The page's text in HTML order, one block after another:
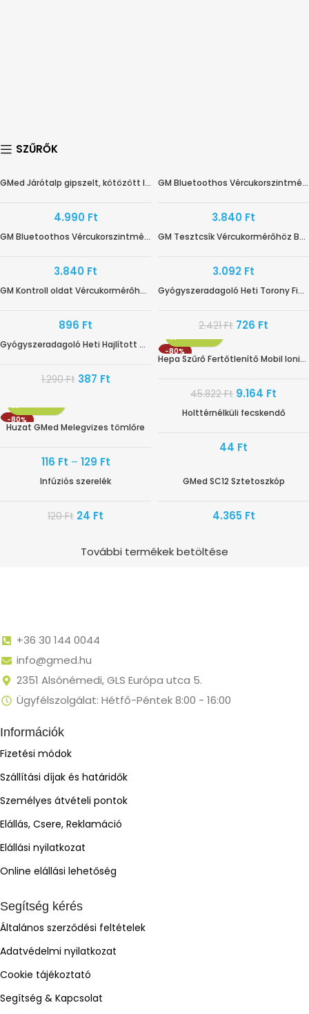
SZŰRŐK
GMed Járótalp gipszelt, kötözött lábra
4.990 Ft
GM Bluetoothos Vércukorszintmérő Fehér BG-710B
3.840 Ft
GM Bluetoothos Vércukorszintmérő Fekete BG-710B
3.840 Ft
GM Tesztcsík Vércukormérőhöz BS-602
3.092 Ft
GM Kontroll oldat Vércukormérőhöz CS-201
896 Ft
-70%
Gyógyszeradagoló Heti Torony Fiókos – ANGOL – CEP010
2.421Ft 726 Ft
-70%
Gyógyszeradagoló Heti Hajlított CEP008
1.290Ft 387 Ft
-80%
Hepa Szűrő Fertőtlenítő Mobil Ionizálóhoz
45.822Ft 9.164 Ft
-80%
Huzat GMed Melegvizes tömlőre
116 Ft – 129 Ft
Holttérnélküli fecskendő
44 Ft
Infúziós szerelék
120Ft 24 Ft
GMed SC12 Sztetoszkóp
4.365 Ft
További termékek betöltése
+36 30 144 0044
info@gmed.hu
2351 Alsónémedi, GLS Európa utca 5.
Ügyfélszolgálat: Hétfő-Péntek 8:00 - 16:00
Információk
Fizetési módok
Szállítási díjak és határidők
Személyes átvételi pontok
Elállás, Csere, Reklamáció
Elállási nyilatkozat
Online elállási lehetőség
Segítség kérés
Általános szerződési feltételek
Adatvédelmi nyilatkozat
Cookie tájékoztató
Segítség & Kapcsolat